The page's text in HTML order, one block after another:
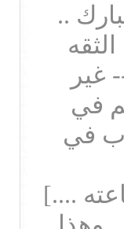
..
غير
في
في
....]